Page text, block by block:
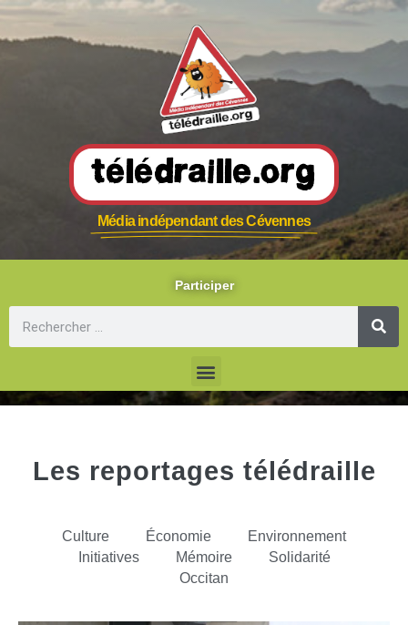
Télédraille.org
Média indépendant des Cévennes
Participer
Les reportages télédraille
Culture Économie
Environnement
Initiatives
Mémoire
Solidarité
Occitan